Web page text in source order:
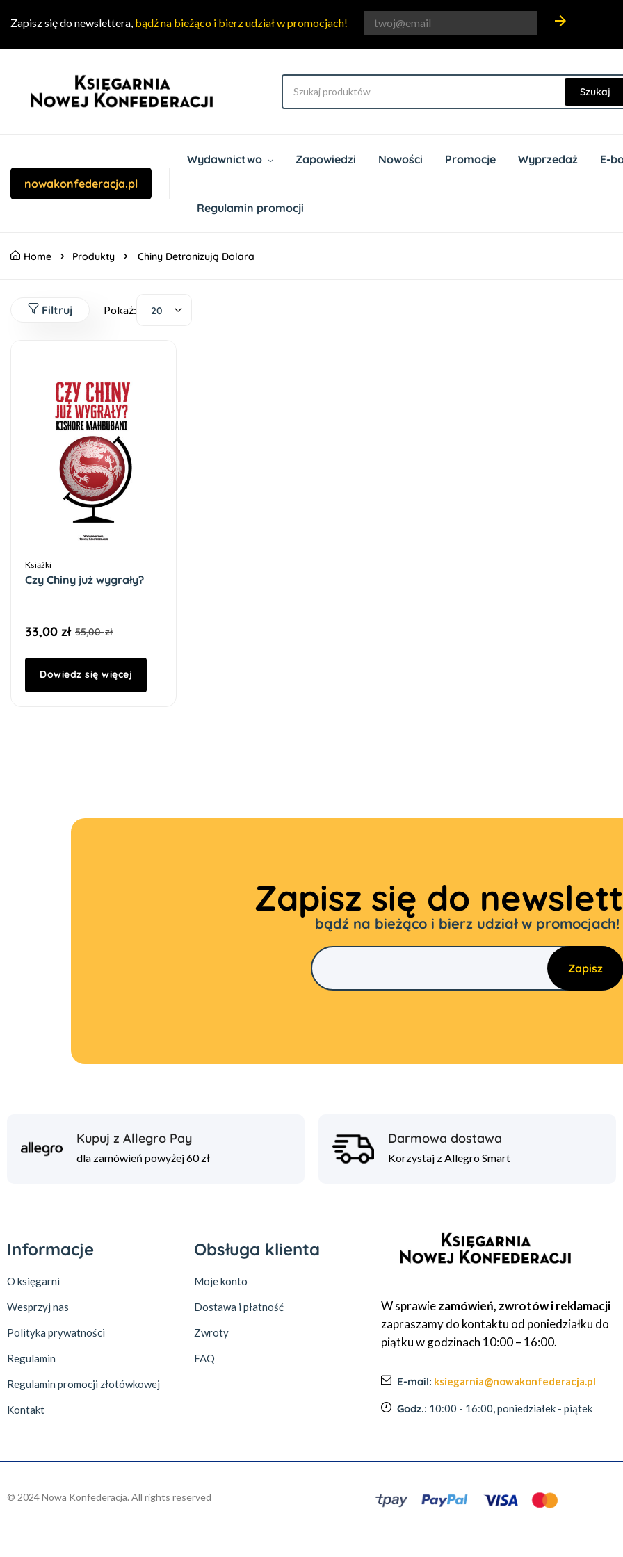
Zapisz się do newslettera, bądź na bieżąco i bierz udział w promocjach! arrow_forward
Szukaj
nowakonfederacja.pl
Wydawnictwo Zapowiedzi Nowości Promocje Wyprzedaż E-
Regulamin promocji
Home Produkty Chiny Detronizują Dolara
Filtruj Pokaż: 20
Książki
Czy Chiny już wygrały?
55,00zł
33,00 zł
Dowiedz się więcej
Zapisz się do
bądź na bieżąco i bierz udział w promocjach!
Kupuj z Allegro Pay
dla zamówień powyżej 60 zł
Darmowa dostawa
Korzystaj z Allegro Smart
Informacje
O księgarni
Wesprzyj nas
Polityka prywatności
Regulamin
Regulamin promocji złotówkowej
Kontakt
Obsługa klienta
Moje konto
Dostawa i płatność
Zwroty
FAQ
W sprawiezamówień, zwrotów i reklamacji
zapraszamy do kontaktu od poniedziałku do
piątku w godzinach 10:00 – 16:00.
E-mail: ksiegarnia@nowakonfederacja.pl
Godz.: 10:00 - 16:00, poniedziałek - piątek
© 2024 Nowa Konfederacja. All rights reserved